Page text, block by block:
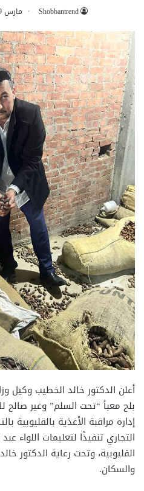
Shobbantrend مارس 19, 2023 5:00 م
أعلن الدكتور خالد الخطيب وكيل
بلح معبأ “تحت السلم” وغير صالح
إدارة مراقبة الأغذية
التجاري تنفيذًا لتعليمات اللواء
القليوبية، وتحت رعاية الدكتور
والسكان.